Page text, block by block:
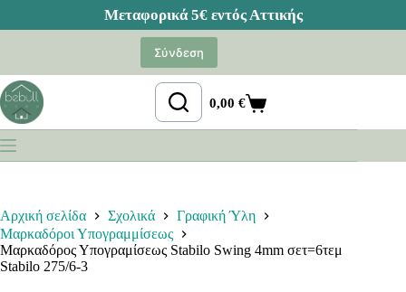
Σύνδεση
Καλάθι
Αγορών
0,00€
Αρχική σελίδα Σχολικά
Γραφική Ύλη
Μαρκαδόροι Υπογραμμίσεως
Μαρκαδόρος Υπογραμίσεως Stabilo Swing 4mm σετ=6τεμ
Stabilo 275/6-3